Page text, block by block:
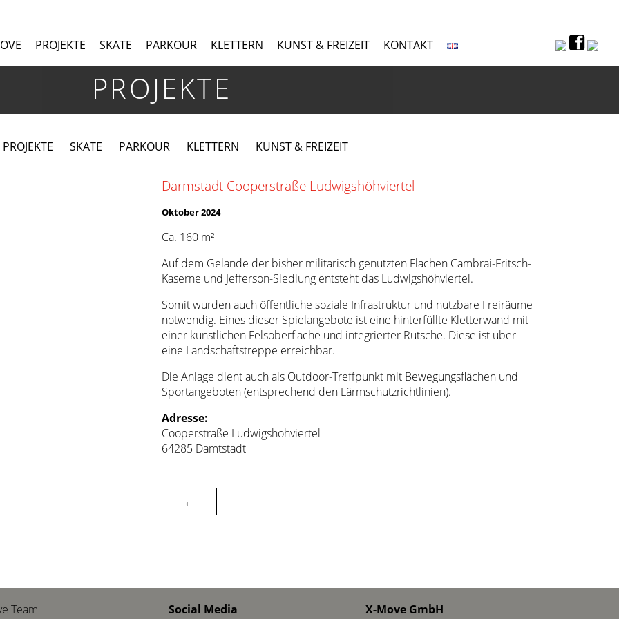
PROJEKTE SKATE PARKOUR KLETTERN KUNST & FREIZEIT KONTAKT
PROJEKTE
SKATE PARKOUR KLETTERN KUNST & FREIZEIT
Darmstadt Cooperstraße Ludwigshöhviertel
Oktober 2024
Ca. 160 m²
Auf dem Gelände der bisher militärisch genutzten Flächen Cambrai-Fritsch-
Kaserne und Jefferson-Siedlung entsteht das Ludwigshöhviertel.
Somit wurden auch öffentliche soziale Infrastruktur und nutzbare Freiräume
notwendig. Eines dieser Spielangebote ist eine hinterfüllte Kletterwand mit
einer künstlichen Felsoberfläche und integrierter Rutsche. Diese ist über
eine Landschaftstreppe erreichbar.
Die Anlage dient auch als Outdoor-Treffpunkt mit Bewegungsflächen und
Sportangeboten (entsprechend den Lärmschutzrichtlinien).
Adresse:
Cooperstraße Ludwigshöhviertel
64285 Damtstadt
←
Team
Social Media
X-Move GmbH